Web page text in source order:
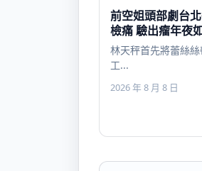
前空姐頭部劇台
檢痛 驗出瘤年夜
林天秤首先將蕾絲
工...
2026 年 8 月 8 日